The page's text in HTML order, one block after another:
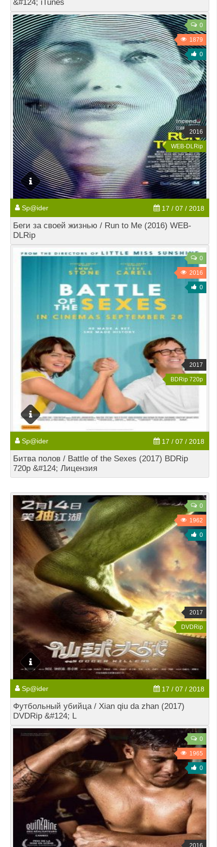
&#124; iTunes
0
1879
0
2016
WEB-DLRip
Sp@ider 17 / 07 / 2018
Беги за своей жизнью / Run to Me (2016) WEB-
DLRip
0
2016
0
2017
BDRip 720p
Sp@ider 17 / 07 / 2018
Битва полов / Battle of the Sexes (2017) BDRip
720p &#124; Лицензия
0
1962
0
2017
DVDRip
Sp@ider 17 / 07 / 2018
Футбольный убийца / Xian qiu da zhan (2017)
DVDRip &#124; L
0
1965
0
2016